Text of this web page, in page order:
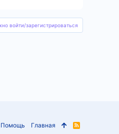
войти/зарегистрироваться
Помощь Главная
R